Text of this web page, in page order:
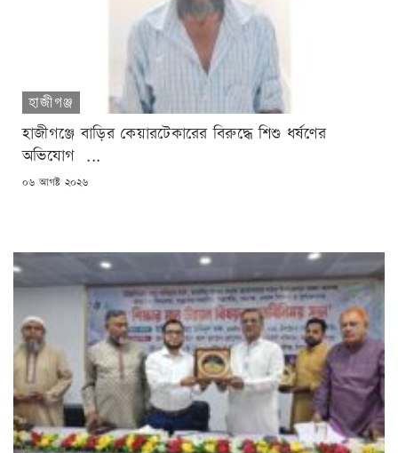
হাজীগঞ্জ
হাজীগঞ্জে বাড়ির কেয়ারটেকারের বিরুদ্ধে শিশু ধর্ষণের
অভিযোগ ...
POSTED
০৬ আগষ্ট ২০২৬